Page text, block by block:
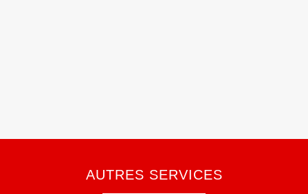
AUTRES SERVICES